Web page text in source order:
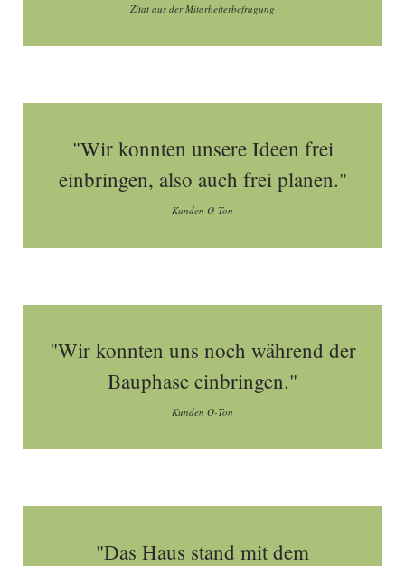
Zitat aus der Mitarbeiterbefragung
"Wir konnten unsere Ideen frei
einbringen, also auch frei planen."
Kunden O-Ton
"Wir konnten uns noch während der
Bauphase einbringen."
Kunden O-Ton
"Das Haus stand mit dem